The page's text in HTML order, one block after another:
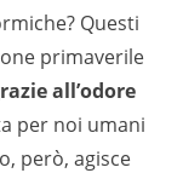
Questi
primaverile
all’odore
per noi umani
però, agisce